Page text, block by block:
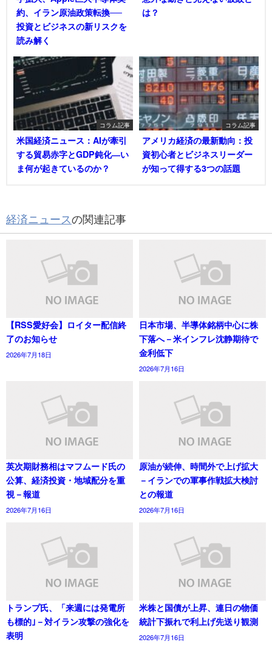
約、イラン原油政策転換──
投資とビジネスの新リスクを
読み解く
は？
コラム記事
米国経済ニュース：AIが牽引
する貿易赤字とGDP鈍化―い
ま何が起きているのか？
コラム記事
アメリカ経済の最新動向：投
資初心者とビジネスリーダー
が知って得する3つの話題
経済ニュースの関連記事
【RSS愛好会】ロイター配信終
了のお知らせ
2026年7月18日
日本市場、半導体銘柄中心に株
下落へ－米インフレ沈静期待で
金利低下
2026年7月16日
英次期財務相はマフムード氏の
公算、経済投資・地域配分を重
視－報道
2026年7月16日
原油が続伸、時間外で上げ拡大
－イランでの軍事作戦拡大検討
との報道
2026年7月16日
トランプ氏、「来週には発電所
も標的｣－対イラン攻撃の強化を
表明
米株と国債が上昇、連日の物価
統計下振れで利上げ先送り観測
2026年7月16日